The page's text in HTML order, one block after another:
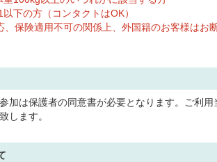
以下の方（コンタクトはOK）
、保険適用不可の関係上、外国籍のお客様はお
加は保護者の同意書が必要となります。ご利用
します。